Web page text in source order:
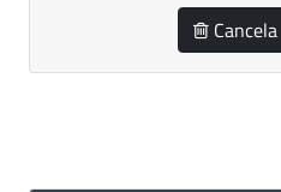
Cancela